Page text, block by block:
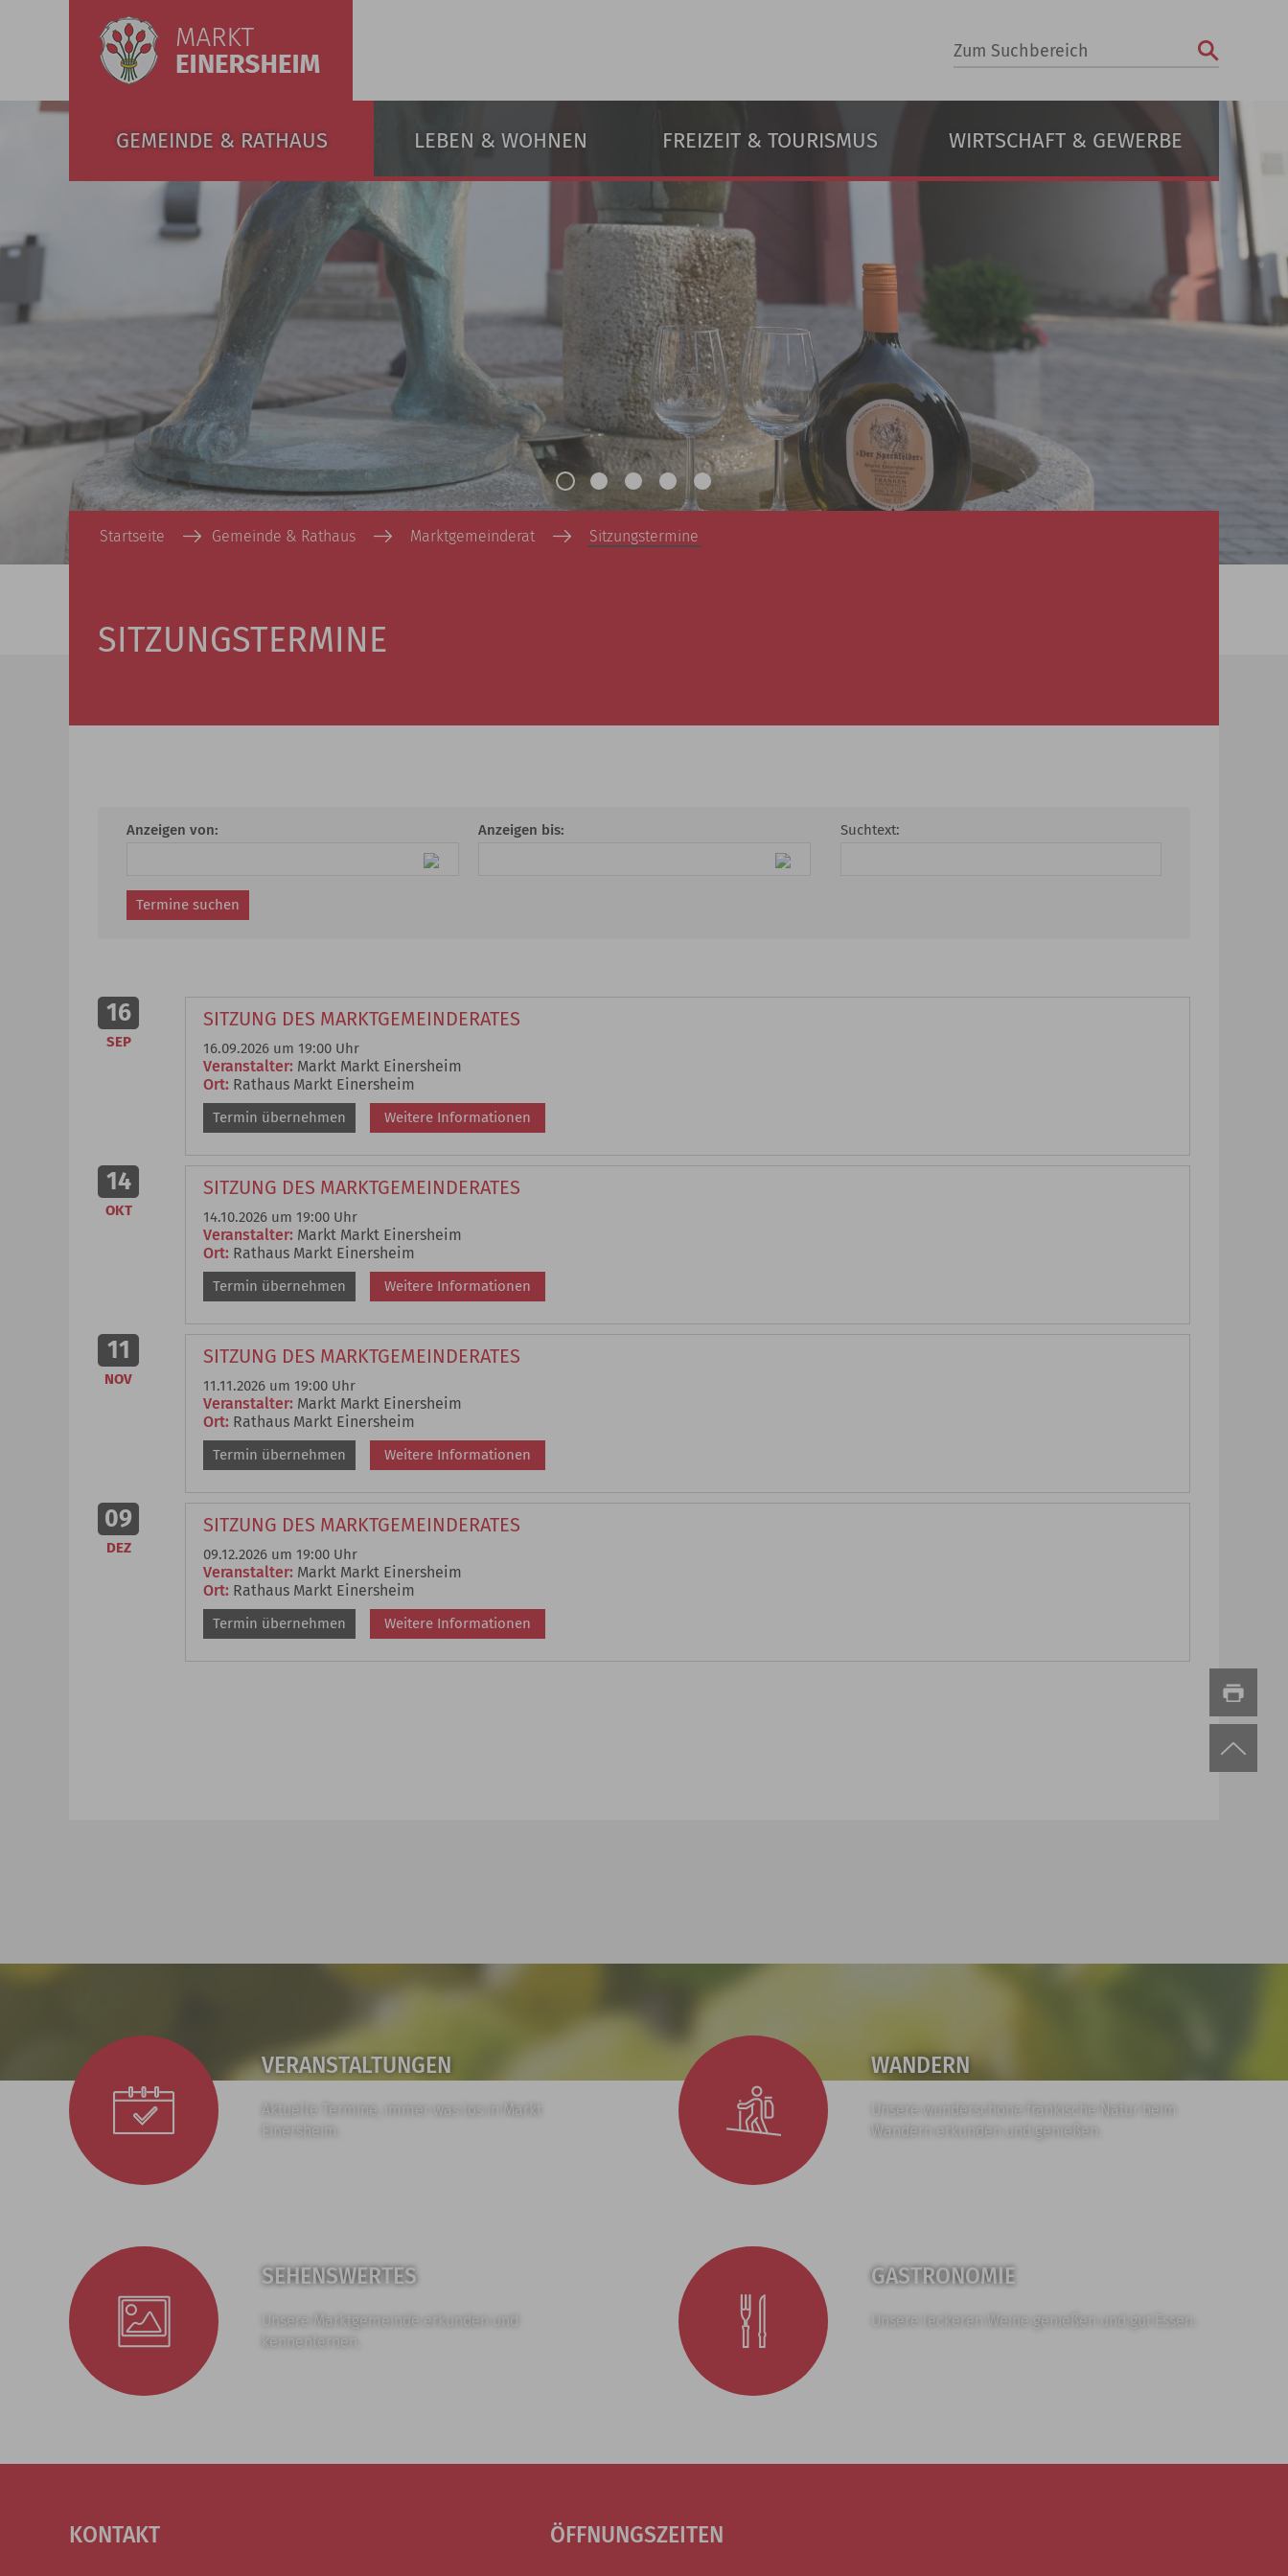
Zum Suchbereich
GEMEINDE & RATHAUS LEBEN & WOHNEN FREIZEIT & TOURISMUS WIRTSCHAFT & GEWERBE
Startseite Gemeinde & Rathaus Marktgemeinderat Sitzungstermine
SITZUNGSTERMINE
Anzeigen von: Anzeigen bis: Suchtext:
16
SEP
SITZUNG DES MARKTGEMEINDERATES
16.09.2026 um 19:00 Uhr
Veranstalter: Markt Markt Einersheim
Ort: Rathaus Markt Einersheim
Termin übernehmen Weitere Informationen
14
OKT
SITZUNG DES MARKTGEMEINDERATES
14.10.2026 um 19:00 Uhr
Veranstalter: Markt Markt Einersheim
Ort: Rathaus Markt Einersheim
Termin übernehmen Weitere Informationen
11
NOV
SITZUNG DES MARKTGEMEINDERATES
11.11.2026 um 19:00 Uhr
Veranstalter: Markt Markt Einersheim
Ort: Rathaus Markt Einersheim
Termin übernehmen Weitere Informationen
09
DEZ
SITZUNG DES MARKTGEMEINDERATES
09.12.2026 um 19:00 Uhr
Veranstalter: Markt Markt Einersheim
Ort: Rathaus Markt Einersheim
Termin übernehmen Weitere Informationen
VERANSTALTUNGEN
Aktuelle Termine, immer was los in Markt
Einersheim.
SEHENSWERTES
Unsere Marktgemeinde erkunden und
kennenlernen.
WANDERN
Unsere wunderschöne fränkische Natur beim
Wandern erkunden und genießen.
GASTRONOMIE
Unsere leckeren Weine genießen und gut Essen.
KONTAKT ÖFFNUNGSZEITEN